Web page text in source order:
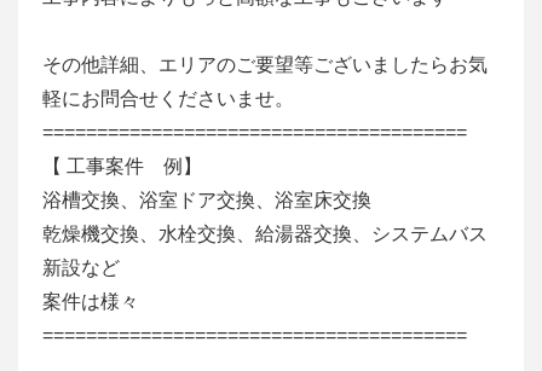
その他詳細、エリアのご要望等ございましたらお気
軽にお問合せくださいませ。
=======================================
【 工事案件 例】
浴槽交換、浴室ドア交換、浴室床交換
乾燥機交換、水栓交換、給湯器交換、システムバス
新設など
案件は様々
=======================================